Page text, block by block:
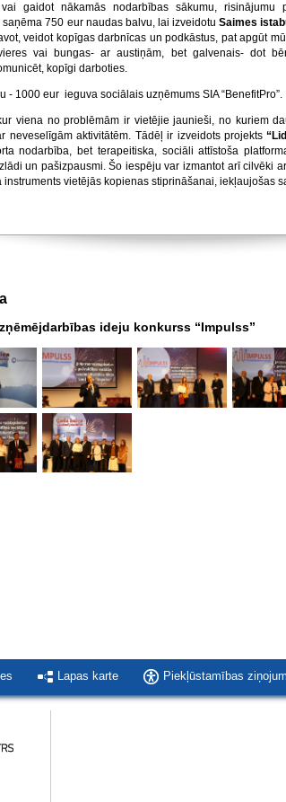
gaidot nākamās nodarbības sākumu, risinājumu
saņēma 750 eur naudas balvu, lai izveidotuSaimes
veidot kopīgas darbnīcas un podkāstus, pat apgūt
vai bungas- ar austiņām, bet galvenais- dot
kopīgi darboties.
- 1000 eur ieguva sociālais uzņēmums SIA “BenefitPro”.
viena no problēmām ir vietējie jaunieši, no kuriem
neveselīgām aktivitātēm. Tādēļ ir izveidots projekts
nodarbība, bet terapeitiska, sociāli attīstoša
un pašizpausmi. Šo iespēju var izmantot arī cilvēki
instruments vietējās kopienas stiprināšanai, iekļaujošas
ideju konkurss “Impulss”
Lapas karte Piekļūstamības